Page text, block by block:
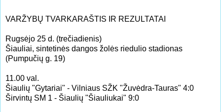
VARŽYBŲ TVARKARAŠTIS IR REZULTATAI
Rugsėjo 25 d. (trečiadienis)
Šiauliai, sintetinės dangos žolės riedulio stadionas
(Pumpučių g. 19)
11.00 val.
Šiaulių "Gytariai" - Vilniaus SŽK "Žuvėdra-Tauras" 4:0
Širvintų SM 1 - Šiaulių "Šiauliukai" 9:0